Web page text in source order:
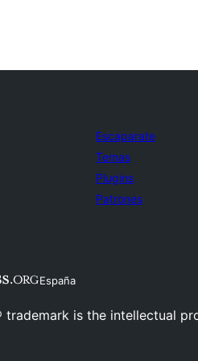
Escaparate
Temas
Plugins
Patrones
España
trademark is the intellectual